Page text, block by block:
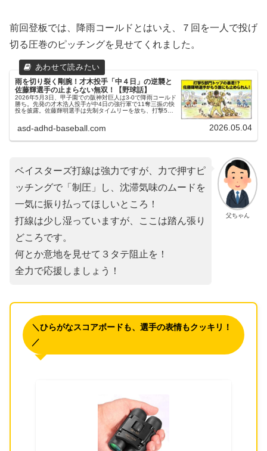
前回登板では、降雨コールドとはいえ、７回を一人で投げ
切る圧巻のピッチングを見せてくれました。
​雨を切り裂く剛腕！才木投手「中４日」の逆襲と
佐藤輝選手の止まらない無双！【野球話】
2026年5月3日、甲子園での阪神対巨人は3-0で降雨コールド
勝ち。先発の才木浩人投手が中4日の強行軍で11奪三振の快
投を披露。佐藤輝明選手は先制タイムリーを放ち、打撃5部
振り返ります。
asd-adhd-baseball.com 2026.05.04
父ちゃん
ベイスターズ打線は強力ですが、力で押すピ
ッチングで「制圧」し、沈滞気味のムードを
一気に振り払ってほしいところ！
打線は少し湿っていますが、ここは踏ん張り
どころです。
何とか意地を見せて３タテ阻止を！
全力で応援しましょう！
＼ひらがなスコアボードも、選手の表情もクッキリ！
／